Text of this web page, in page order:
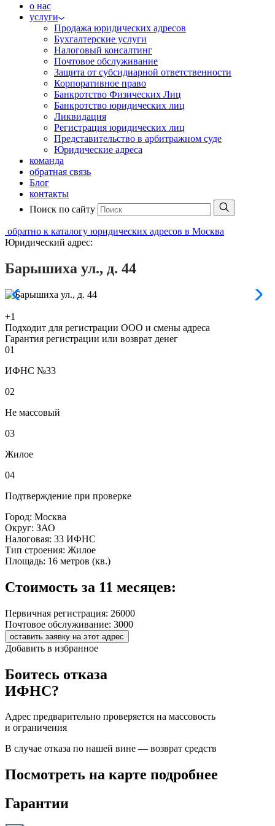
о нас
услуги
Продажа юридических адресов
Бухгалтерские услуги
Налоговый консалтинг
Почтовое обслуживание
Защита от субсидиарной ответственности
Корпоративное право
Банкротство Физических Лиц
Банкротство юридических лиц
Ликвидация
Регистрация юридических лиц
Представительство в арбитражном суде
Юридические адреса
команда
обратная связь
Блог
контакты
Поиск по сайту
обратно к каталогу юридических адресов в Москва
Юридический адрес:
Барышиха ул., д. 44
+1
Подходит для регистрации ООО и смены адреса
Гарантия регистрации или возврат денег
01
ИФНС №33
02
Не массовый
03
Жилое
04
Подтверждение при проверке
Город: Москва
Округ: ЗАО
Налоговая: 33 ИФНС
Тип строения: Жилое
Площадь: 16 метров (кв.)
Стоимость за 11 месяцев:
Первичная регистрация: 26000
Почтовое обслуживание: 3000
оставить заявку на этот адрес
Добавить в избранное
Боитесь отказа
ИФНС?
Адрес предварительно проверяется на массовость
и ограничения
В случае отказа по нашей вине — возврат средств
Посмотреть на карте подробнее
Гарантии